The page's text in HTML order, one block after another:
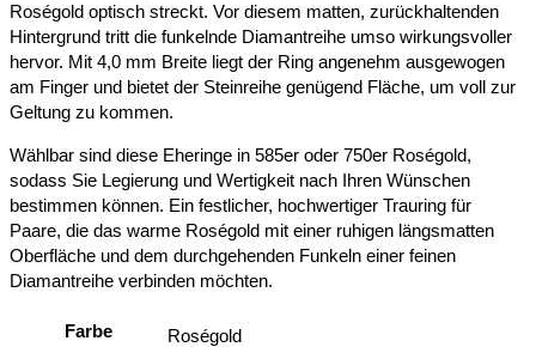
Roségold optisch streckt. Vor diesem matten, zurückhaltenden
Hintergrund tritt die funkelnde Diamantreihe umso wirkungsvoller
hervor. Mit 4,0 mm Breite liegt der Ring angenehm ausgewogen
am Finger und bietet der Steinreihe genügend Fläche, um voll zur
Geltung zu kommen.
Wählbar sind diese Eheringe in 585er oder 750er Roségold,
sodass Sie Legierung und Wertigkeit nach Ihren Wünschen
bestimmen können. Ein festlicher, hochwertiger Trauring für
Paare, die das warme Roségold mit einer ruhigen längsmatten
Oberfläche und dem durchgehenden Funkeln einer feinen
Diamantreihe verbinden möchten.
Farbe Roségold